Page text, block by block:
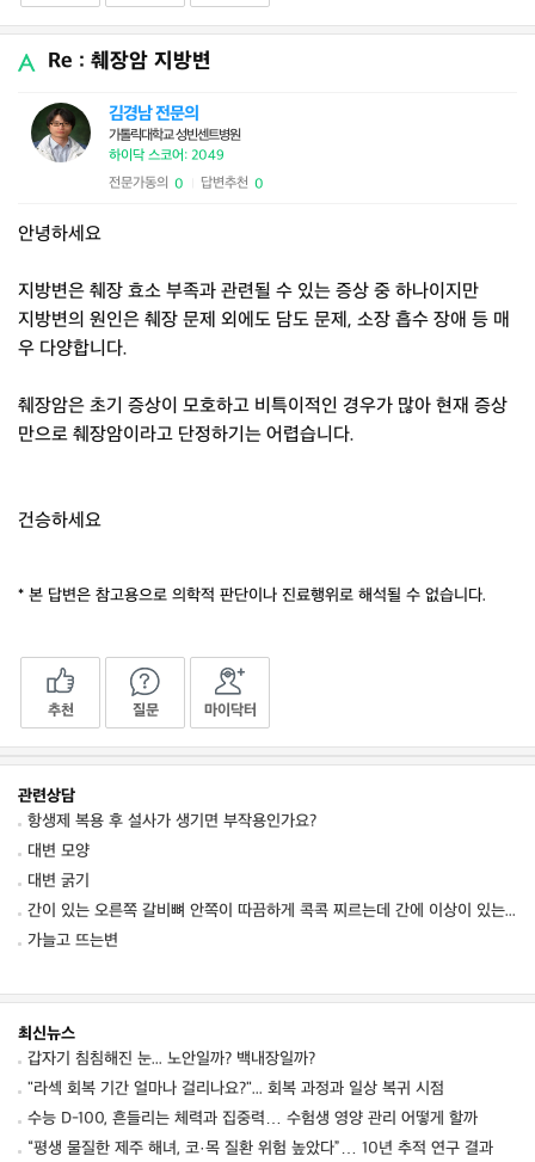
Re : 췌장암 지방변
김경남 전문의
가톨릭대학교 성빈센트병원
하이닥 스코어: 2049
전문가동의 0 답변추천 0
안녕하세요
지방변은 췌장 효소 부족과 관련될 수 있는 증상 중 하나이지만
지방변의 원인은 췌장 문제 외에도 담도 문제, 소장 흡수 장애 등 매
우 다양합니다.
췌장암은 초기 증상이 모호하고 비특이적인 경우가 많아 현재 증상
만으로 췌장암이라고 단정하기는 어렵습니다.
건승하세요
* 본 답변은 참고용으로 의학적 판단이나 진료행위로 해석될 수 없습니다.
추천 질문 마이닥터
관련상담
항생제 복용 후 설사가 생기면 부작용인가요?
대변 모양
대변 굵기
간이 있는 오른쪽 갈비뼈 안쪽이 따끔하게 콕콕 찌르는데 간에 이상이 있는 건가요? 혹시 간
가늘고 뜨는변
최신뉴스
갑자기 침침해진 눈... 노안일까? 백내장일까?
"라섹 회복 기간 얼마나 걸리나요?"... 회복 과정과 일상 복귀 시점
수능 D-100, 흔들리는 체력과 집중력… 수험생 영양 관리 어떻게 할까
“평생 물질한 제주 해녀, 코·목 질환 위험 높았다”… 10년 추적 연구 결과